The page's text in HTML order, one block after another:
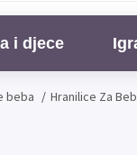
i djece
beba / Hranilice Za